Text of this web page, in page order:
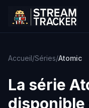
Accueil/Séries/Atomic
La série